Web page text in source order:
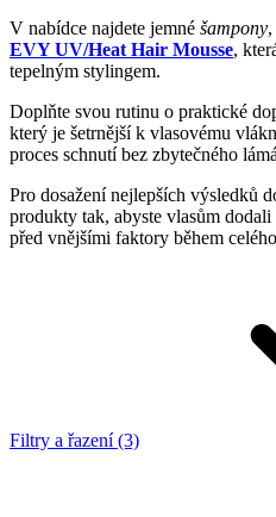
V nabídce najdete jemné šampony
EVY UV/Heat Hair Mousse,
tepelným stylingem.
Doplňte svou rutinu o praktické
který je šetrnější k vlasovému
proces schnutí bez zbytečného
Pro dosažení nejlepších výsledků
produkty tak, abyste vlasům
před vnějšími faktory během
Filtry a řazení (3)